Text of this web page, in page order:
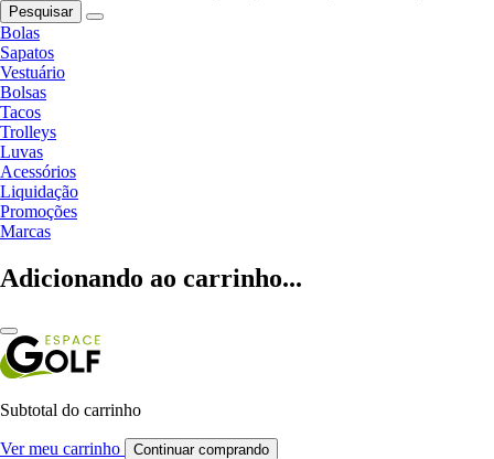
Pesquisar
Bolas
Sapatos
Vestuário
Bolsas
Tacos
Trolleys
Luvas
Acessórios
Liquidação
Promoções
Marcas
Adicionando ao carrinho...
Subtotal do carrinho
Ver meu carrinho Continuar comprando